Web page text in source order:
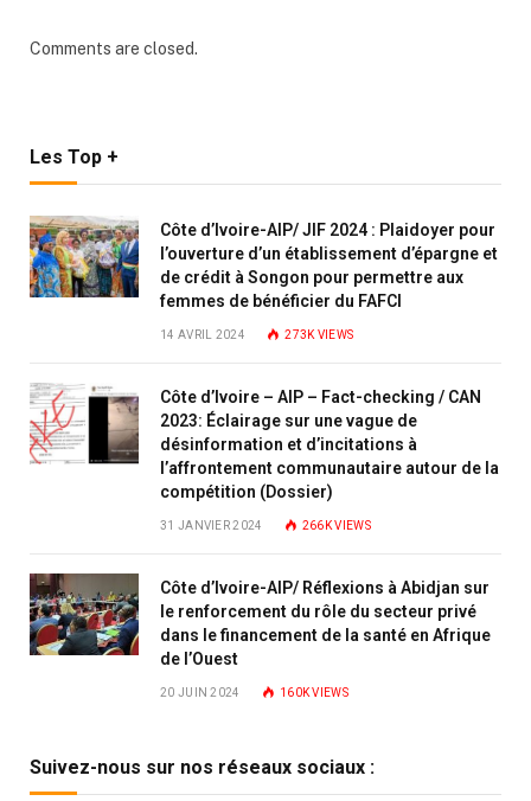
Comments are closed.
Les Top +
Côte d’Ivoire-AIP/ JIF 2024 : Plaidoyer pour
l’ouverture d’un établissement d’épargne et
de crédit à Songon pour permettre aux
femmes de bénéficier du FAFCI
14 AVRIL 2024 273K VIEWS
Côte d’Ivoire – AIP – Fact-checking / CAN
2023: Éclairage sur une vague de
désinformation et d’incitations à
l’affrontement communautaire autour de la
compétition (Dossier)
31 JANVIER 2024 266KVIEWS
Côte d’Ivoire-AIP/ Réflexions à Abidjan sur
le renforcement du rôle du secteur privé
dans le financement de la santé en Afrique
de l’Ouest
20 JUIN 2024 160KVIEWS
Suivez-nous sur nos réseaux sociaux :